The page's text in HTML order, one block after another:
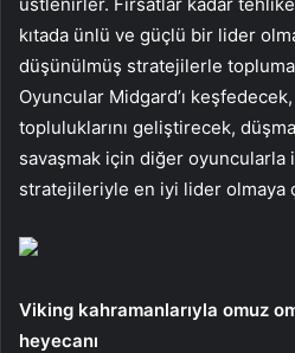
kıtada ünlü ve güçlü bir lider
düşünülmüş stratejilerle
Oyuncular Midgard’ı
topluluklarını geliştirecek,
savaşmak için diğer oyuncularla
stratejileriyle en iyi lider olmaya
Viking kahramanlarıyla omuz
heyecanı